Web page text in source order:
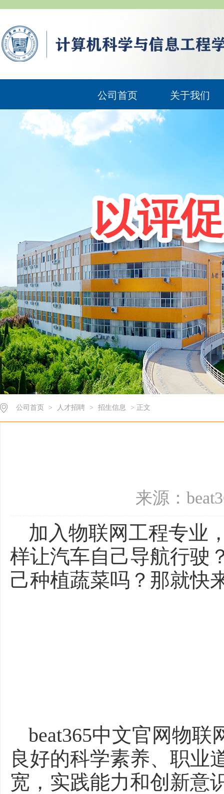
公司首页 关于我们
公司首页 > 人才招聘 > 招生信息 > 正文
来源：
加入物联网工程专业
样让汽车自己导航行驶
己种植蔬菜吗？那就快
beat365中文官网物
良好的科学素养、职业
宽，实践能力和创新意